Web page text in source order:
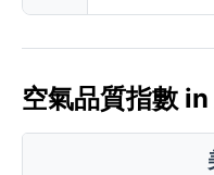
空氣品質指數